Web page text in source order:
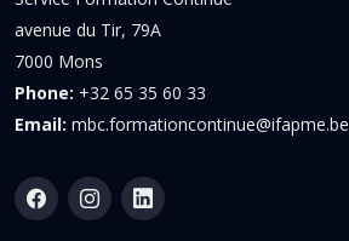
avenue du Tir, 79A
7000 Mons
Phone: +32 65 35 60 33
Email: mbc.formationcontinue@ifapme.be